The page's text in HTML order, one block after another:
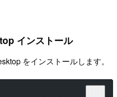
インストール
をインストールします。